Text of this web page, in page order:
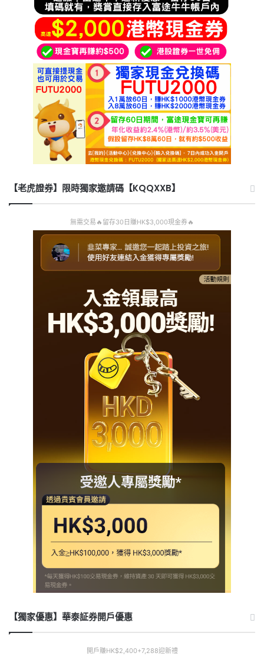
【老虎證券】限時獨家邀請碼【KQQXXB】
無需交易🔥留存30日賺HK$3,000現金券🔥
【獨家優惠】華泰証券開戶優惠
開戶賺HK$2,400+7,288迎新禮